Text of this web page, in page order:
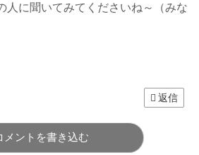
人に聞いてみてくださいね～（みな
返信
メントを書き込む